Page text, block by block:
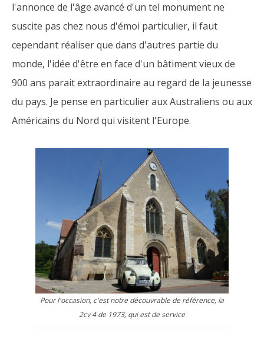
l'annonce de l'âge avancé d'un tel monument ne
suscite pas chez nous d'émoi particulier, il faut
cependant réaliser que dans d'autres partie du
monde, l'idée d'être en face d'un bâtiment vieux de
900 ans parait extraordinaire au regard de la jeunesse
du pays. Je pense en particulier aux Australiens ou aux
Américains du Nord qui visitent l'Europe.
Pour l'occasion, c'est notre découvrable de référence, la
2cv 4 de 1973, qui est de service